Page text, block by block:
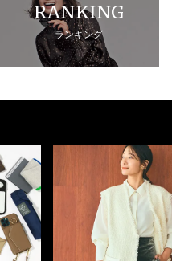
RANKING
ランキング